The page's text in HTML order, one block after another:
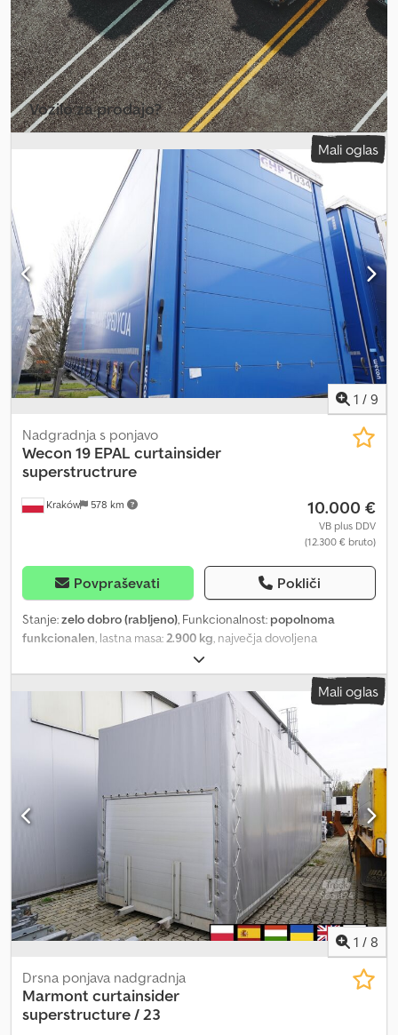
dimenzije: Dolžina: 734 cm Širina: 249 cm Višina: 255 cm Kapaciteta:
18 EPAL Odlično stanje.
Vozilo za prodajo?
Ustvari oglas Mali oglas
1 / 9
Kraków 578 km
Nadgradnja s ponjavo
Wecon 19 EPAL curtainsider
superstructrure
10.000 €
VB plus DDV
(12.300 € bruto)
Povpraševati Pokliči
Stanje:zelo dobro (rabljeno), Funkcionalnost: popolnoma
funkcionalen, lastna masa:2.900 kg, največja dovoljena
, skupna masa:
dolžina tovornega prostora:7.710 mm, širina tovornega prostora:
2.480 mm
, višina nakladalnega prostora: 3.010 mm
, Leto izdelave:
, Ceradna nadgradnja Wecon 19 EPAL / 301 cm višina / 2022 /
2 enoti Letnik 2022 Dksdpfezmv Nrex Abgor Tehnični podatki:
Dovoljena skupna masa 16.000 kg Teža 2.900 kg Nosilnost 13.100
kg Notranje dimenzije: Dolžina 771 cm Širina 248 cm Višina 301 cm
Kapaciteta 19 EPAL palet Tehnično in vizualno stanje je zelo
dobro. Na voljo sta 2 enaki nadgradnji.
Mali oglas
1 / 8
Drsna ponjava nadgradnja
Marmont curtainsider
superstructure / 23